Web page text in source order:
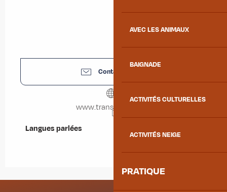
AVEC LES ANIMAUX
BAIGNADE
ACTIVITÉS CULTURELLES
ACTIVITÉS NEIGE
PRATIQUE
Contactez-nous
www.trans-alpes.com
Langues parlées
Langues parlées